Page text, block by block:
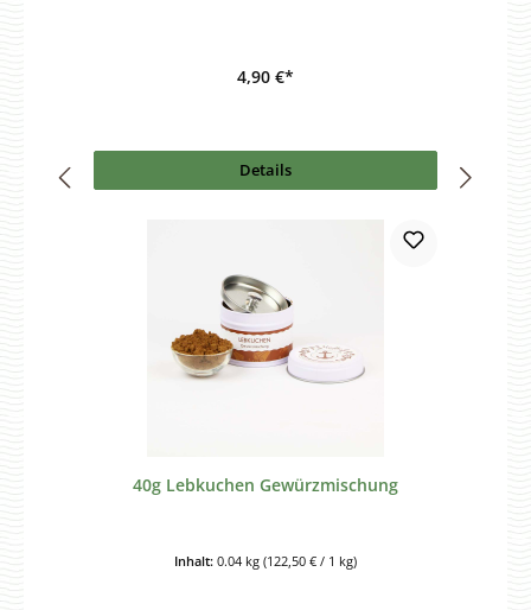
4,90 €*
Details
40g Lebkuchen Gewürzmischung
Inhalt: 0.04 kg (122,50 € / 1 kg)